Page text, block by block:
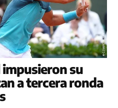
su
a tercera ronda